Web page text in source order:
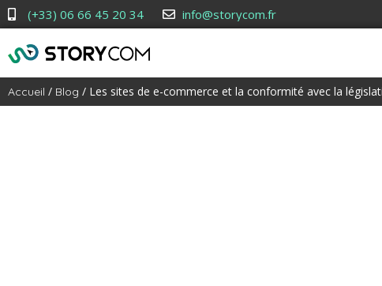
(+33) 06 66 45 20 34 info@storycom.fr
Accueil / Blog / Les sites de e-commerce et la conformité avec la